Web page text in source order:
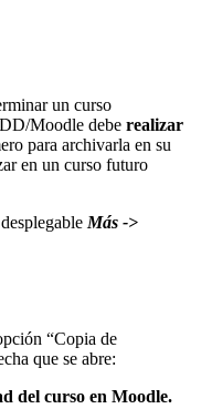
un curso
Moodle debe realizar
para archivarla en su
en un curso futuro
Más ->
“Copia de
que se abre:
del curso en Moodle.